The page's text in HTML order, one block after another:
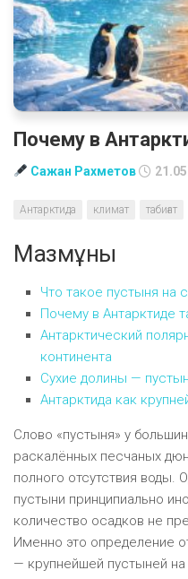
Почему в
Сажан Рахметов
Антарктида климат табиғат
Мазмұны
Что такое пустыня на
Почему в Антарктиде
Антарктический
континента
Сухие долины —
Антарктида как
Слово «пустыня» у
раскалённых песчаных
полного отсутствия воды.
пустыни принципиально
количество осадков не
Именно это определение
— крупнейшей пустыней